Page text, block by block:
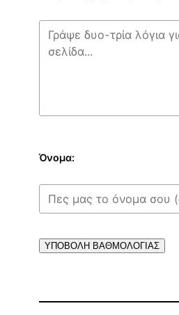
Όνομα:
ΥΠΟΒΟΛΗ ΒΑΘΜΟΛΟΓΙΑΣ